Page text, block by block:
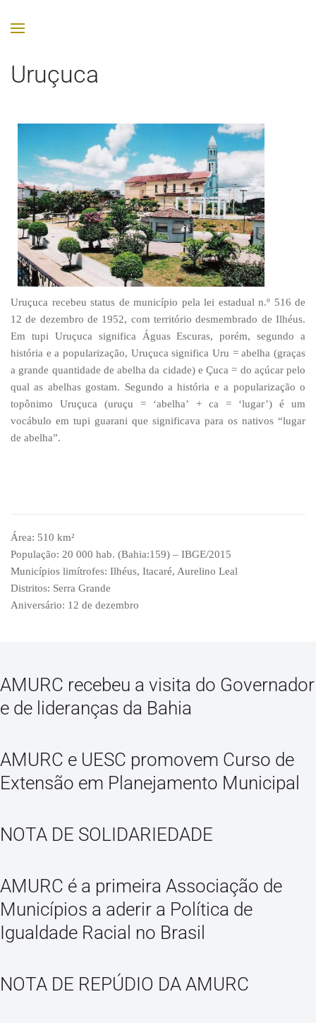
Uruçuca
Uruçuca recebeu status de município pela lei estadual n.º 516 de
12 de dezembro de 1952, com território desmembrado de Ilhéus.
Em tupi Uruçuca significa Águas Escuras, porém, segundo a
história e a popularização, Uruçuca significa Uru = abelha (graças
a grande quantidade de abelha da cidade) e Çuca = do açúcar pelo
qual as abelhas gostam. Segundo a história e a popularização o
topônimo Uruçuca (uruçu = ‘abelha’ + ca = ‘lugar’) é um
vocábulo em tupi guarani que significava para os nativos “lugar
de abelha”.
Área: 510 km²
População: 20 000 hab. (Bahia:159) – IBGE/2015
Municípios limítrofes: Ilhéus, Itacaré, Aurelino Leal
Distritos: Serra Grande
Aniversário: 12 de dezembro
AMURC recebeu a visita do Governador
e de lideranças da Bahia
AMURC e UESC promovem Curso de
Extensão em Planejamento Municipal
NOTA DE SOLIDARIEDADE
AMURC é a primeira Associação de
Municípios a aderir a Política de
Igualdade Racial no Brasil
NOTA DE REPÚDIO DA AMURC